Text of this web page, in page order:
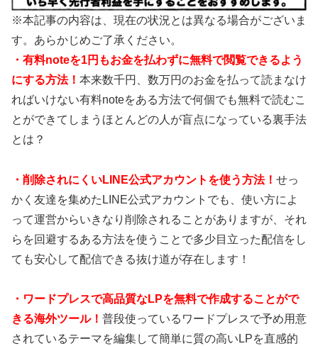
※本記事の内容は、現在の状況とは異なる場合がございま
す。あらかじめご了承ください。
・有料noteを1円もお金を払わずに無料で閲覧できるよう
にする方法！ 本来数千円、数万円のお金を払って読まなけ
ればいけない有料noteをある方法で何個でも無料で読むこ
とができてしまうほとんどの人が盲点になっている裏手法
とは？
・ 削除されにくいLINE公式アカウントを使う方法！ せっ
かく友達を集めたLINE公式アカウントでも、使い方によ
って運営からいきなり削除されることがありますが、それ
らを回避するある方法を使うことで多少目立った配信をし
ても安心して配信できる抜け道が存在します！
・ ワードプレスで高品質なLPを無料で作成することがで
きる海外ツール！ 普段使っているワードプレスで予め用意
されているテーマを編集して簡単に質の高いLPを直感的